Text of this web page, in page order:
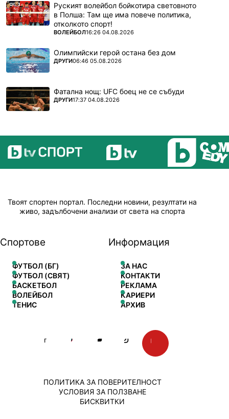
Руският волейбол бойкотира световното
в Полша: Там ще има повече политика,
отколкото спорт!
ПОВЕЧЕ ОТ
ВОЛЕЙБОЛ16:26 04.08.2026
Олимпийски герой остана без дом
ПОВЕЧЕ ОТ
ДРУГИ06:46 05.08.2026
Фатална нощ: UFC боец не се събуди
ПОВЕЧЕ ОТ
ДРУГИ17:37 04.08.2026
Твоят спортен портал. Последни новини, резултати на
живо, задълбочени анализи от света на спорта
Спортове
ФУТБОЛ (БГ)
ФУТБОЛ (СВЯТ)
БАСКЕТБОЛ
ВОЛЕЙБОЛ
ТЕНИС
Информация
ЗА НАС
КОНТАКТИ
РЕКЛАМА
КАРИЕРИ
АРХИВ
ПОЛИТИКА ЗА ПОВЕРИТЕЛНОСТ
УСЛОВИЯ ЗА ПОЛЗВАНЕ
БИСКВИТКИ